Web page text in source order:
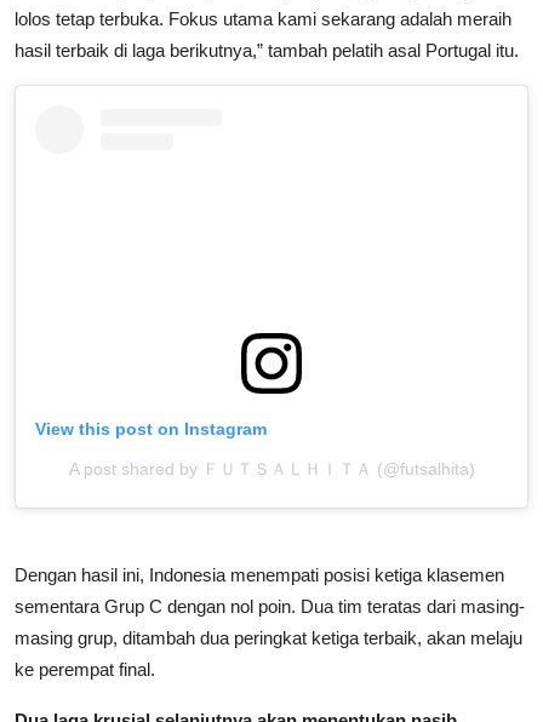
lolos tetap terbuka. Fokus utama kami sekarang adalah meraih
hasil terbaik di laga berikutnya,” tambah pelatih asal Portugal itu.
View this post on Instagram
A post shared by ＦＵＴＳＡＬＨＩＴＡ (@futsalhita)
Dengan hasil ini, Indonesia menempati posisi ketiga klasemen
sementara Grup C dengan nol poin. Dua tim teratas dari masing-
masing grup, ditambah dua peringkat ketiga terbaik, akan melaju
ke perempat final.